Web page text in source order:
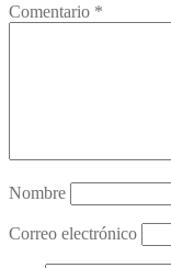
Comentario *
Nombre
Correo electrónico